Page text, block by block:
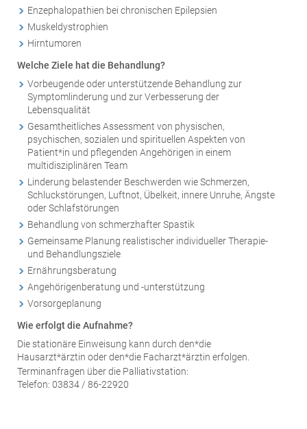
Enzephalopathien bei chronischen Epilepsien
Muskeldystrophien
Hirntumoren
Welche Ziele hat die Behandlung?
Vorbeugende oder unterstützende Behandlung zur
Symptomlinderung und zur Verbesserung der
Lebensqualität
Gesamtheitliches Assessment von physischen,
psychischen, sozialen und spirituellen Aspekten von
Patient*in und pflegenden Angehörigen in einem
multidisziplinären Team
Linderung belastender Beschwerden wie Schmerzen,
Schluckstörungen, Luftnot, Übelkeit, innere Unruhe, Ängste
oder Schlafstörungen
Behandlung von schmerzhafter Spastik
Gemeinsame Planung realistischer individueller Therapie-
und Behandlungsziele
Ernährungsberatung
Angehörigenberatung und -unterstützung
Vorsorgeplanung
Wie erfolgt die Aufnahme?
Die stationäre Einweisung kann durch den*die
Hausarzt*ärztin oder den*die Facharzt*ärztin erfolgen.
Terminanfragen über die Palliativstation:
Telefon: 03834 / 86-22920